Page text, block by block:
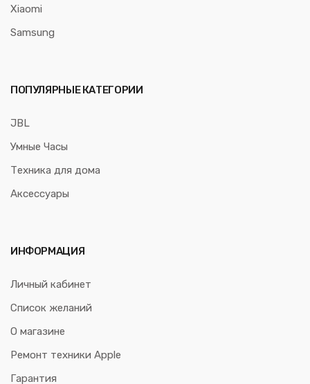
Xiaomi
Samsung
ПОПУЛЯРНЫЕ КАТЕГОРИИ
JBL
Умные Часы
Техника для дома
Аксессуары
ИНФОРМАЦИЯ
Личный кабинет
Список желаний
О магазине
Ремонт техники Apple
Гарантия